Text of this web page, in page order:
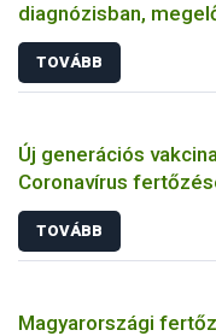
diagnózisban,
TOVÁBB
Új generációs
Coronavírus
TOVÁBB
Magyarországi